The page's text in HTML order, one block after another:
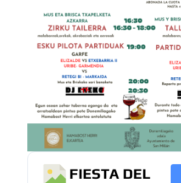
FIESTA DEL